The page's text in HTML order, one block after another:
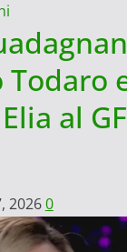
Todaro
al
20260